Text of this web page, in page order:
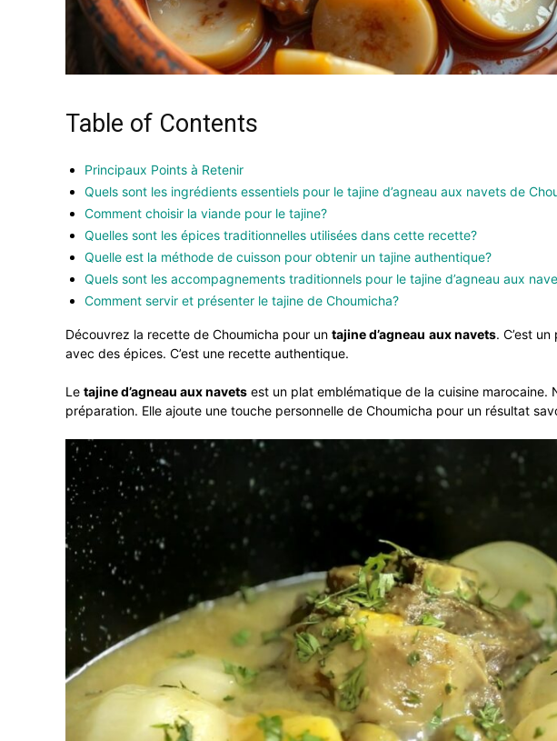
Table of Contents
Principaux Points à Retenir
Quels sont les ingrédients essentiels pour le tajine d’agneau aux navets de
Comment choisir la viande pour le tajine?
Quelles sont les épices traditionnelles utilisées dans cette recette?
Quelle est la méthode de cuisson pour obtenir un tajine authentique?
Quels sont les accompagnements traditionnels pour le tajine d’agneau aux
Comment servir et présenter le tajine de Choumicha?
Découvrez la recette de Choumicha pour un tajine d’agneau aux navets. C’est
avec des épices. C’est une recette authentique.
Le tajine d’agneau aux navets est un plat emblématique de la cuisine
préparation. Elle ajoute une touche personnelle de Choumicha pour un résultat